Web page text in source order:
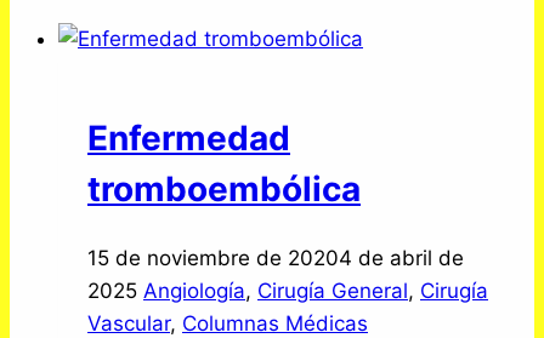
Enfermedad
tromboembólica
15 de noviembre de 20204 de abril de
2025 Angiología, Cirugía General, Cirugía
Vascular, Columnas Médicas